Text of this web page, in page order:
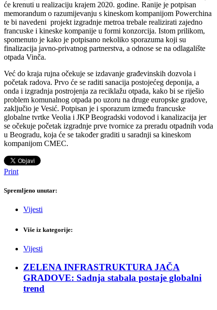
će krenuti u realizaciju krajem 2020. godine. Ranije je potpisan
memorandum o razumijevanju s kineskom kompanijom Powerchina
te bi navedeni projekt izgradnje metroa trebale realizirati zajedno
francuske i kineske kompanije u formi konzorcija. Istom prilikom,
spomenuto je kako je potpisano nekoliko sporazuma koji su
finalizacija javno-privatnog partnerstva, a odnose se na odlagalište
otpada Vinča.
Već do kraja rujna očekuje se izdavanje građevinskih dozvola i
početak radova. Prvo će se raditi sanacija postojećeg deponija, a
onda i izgradnja postrojenja za reciklažu otpada, kako bi se riješio
problem komunalnog otpada po uzoru na druge europske gradove,
zaključio je Vesić. Potpisan je i sporazum između francuske
globalne tvrtke Veolia i JKP Beogradski vodovod i kanalizacija jer
se očekuje početak izgradnje prve tvornice za preradu otpadnih voda
u Beogradu, koja će se također graditi u saradnji sa kineskom
kompanijom CMEC.
Print
Spremljeno unutar:
Vijesti
Više iz kategorije:
Vijesti
ZELENA INFRASTRUKTURA JAČA
GRADOVE: Sadnja stabala postaje globalni
trend